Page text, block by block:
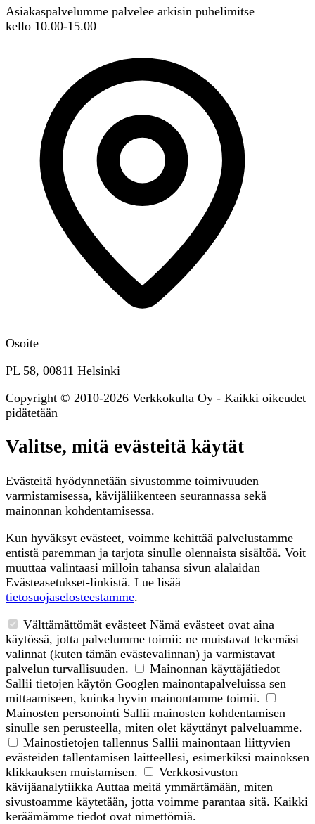
Asiakaspalvelumme palvelee arkisin puhelimitse
kello 10.00-15.00
Osoite
PL 58, 00811 Helsinki
Copyright © 2010-2026 Verkkokulta Oy - Kaikki oikeudet
pidätetään
Valitse, mitä evästeitä käytät
Evästeitä hyödynnetään sivustomme toimivuuden
varmistamisessa, kävijäliikenteen seurannassa sekä
mainonnan kohdentamisessa.
Kun hyväksyt evästeet, voimme kehittää palvelustamme
entistä paremman ja tarjota sinulle olennaista sisältöä. Voit
muuttaa valintaasi milloin tahansa sivun alalaidan
Evästeasetukset-linkistä. Lue lisää
tietosuojaselosteestamme.
Välttämättömät evästeet Nämä evästeet ovat aina
käytössä, jotta palvelumme toimii: ne muistavat tekemäsi
valinnat (kuten tämän evästevalinnan) ja varmistavat
palvelun turvallisuuden.
Mainonnan käyttäjätiedot
Sallii tietojen käytön Googlen mainontapalveluissa sen
mittaamiseen, kuinka hyvin mainontamme toimii.
Mainosten personointi Sallii mainosten kohdentamisen
sinulle sen perusteella, miten olet käyttänyt palveluamme.
Mainostietojen tallennus Sallii mainontaan liittyvien
evästeiden tallentamisen laitteellesi, esimerkiksi mainoksen
klikkauksen muistamisen.
Verkkosivuston
kävijäanalytiikka Auttaa meitä ymmärtämään, miten
sivustoamme käytetään, jotta voimme parantaa sitä. Kaikki
keräämämme tiedot ovat nimettömiä.